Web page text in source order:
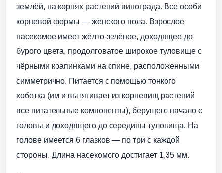
землёй, на корнях растений винограда. Все особи
корневой формы — женского пола. Взрослое
насекомое имеет жёлто-зелёное, доходящее до
бурого цвета, продолговатое широкое туловище с
чёрными крапинками на спине, расположенными
симметрично. Питается с помощью тонкого
хоботка (им и вытягивает из корневищ растений
все питательные компоненты), берущего начало с
головы и доходящего до середины туловища. На
голове имеется 6 глазков — по три с каждой
стороны. Длина насекомого достигает 1,35 мм.